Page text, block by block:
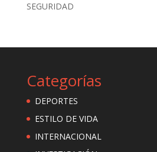
SEGURIDAD
Categorías
DEPORTES
ESTILO DE VIDA
INTERNACIONAL